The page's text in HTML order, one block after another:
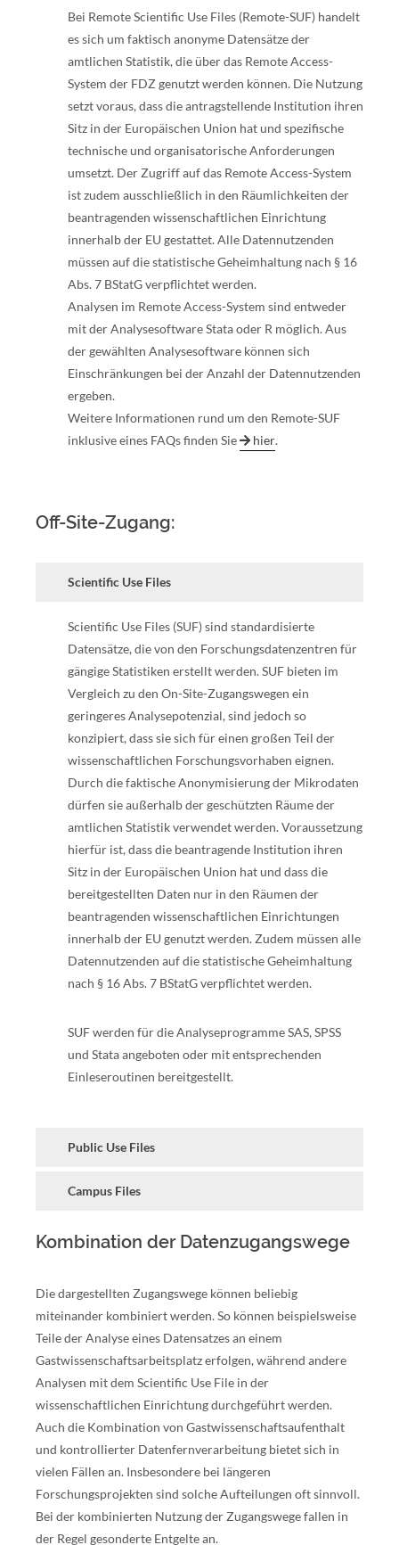
Bei Remote Scientific Use Files (Remote-SUF) handelt
es sich um faktisch anonyme Datensätze der
amtlichen Statistik, die über das Remote Access-
System der FDZ genutzt werden können. Die Nutzung
setzt voraus, dass die antragstellende Institution ihren
Sitz in der Europäischen Union hat und spezifische
technische und organisatorische Anforderungen
umsetzt. Der Zugriff auf das Remote Access-System
ist zudem ausschließlich in den Räumlichkeiten der
beantragenden wissenschaftlichen Einrichtung
innerhalb der EU gestattet. Alle Datennutzenden
müssen auf die statistische Geheimhaltung nach § 16
Abs. 7 BStatG verpflichtet werden.
Analysen im Remote Access-System sind entweder
mit der Analysesoftware Stata oder R möglich. Aus
der gewählten Analysesoftware können sich
Einschränkungen bei der Anzahl der Datennutzenden
ergeben.
Weitere Informationen rund um den Remote-SUF
inklusive eines FAQs finden Sie
hier.
Off-Site-Zugang:
Scientific Use Files
Scientific Use Files (SUF) sind standardisierte
Datensätze, die von den Forschungsdatenzentren für
gängige Statistiken erstellt werden. SUF bieten im
Vergleich zu den On-Site-Zugangswegen ein
geringeres Analysepotenzial, sind jedoch so
konzipiert, dass sie sich für einen großen Teil der
wissenschaftlichen Forschungsvorhaben eignen.
Durch die faktische Anonymisierung der Mikrodaten
dürfen sie außerhalb der geschützten Räume der
amtlichen Statistik verwendet werden. Voraussetzung
hierfür ist, dass die beantragende Institution ihren
Sitz in der Europäischen Union hat und dass die
bereitgestellten Daten nur in den Räumen der
beantragenden wissenschaftlichen Einrichtungen
innerhalb der EU genutzt werden. Zudem müssen alle
Datennutzenden auf die statistische Geheimhaltung
nach § 16 Abs. 7 BStatG verpflichtet werden.
SUF werden für die Analyseprogramme SAS, SPSS
und Stata angeboten oder mit entsprechenden
Einleseroutinen bereitgestellt.
Public Use Files
Campus Files
Kombination der Datenzugangswege
Die dargestellten Zugangswege können beliebig
miteinander kombiniert werden. So können beispielsweise
Teile der Analyse eines Datensatzes an einem
Gastwissenschaftsarbeitsplatz erfolgen, während andere
Analysen mit dem Scientific Use File in der
wissenschaftlichen Einrichtung durchgeführt werden.
Auch die Kombination von Gastwissenschaftsaufenthalt
und kontrollierter Datenfernverarbeitung bietet sich in
vielen Fällen an. Insbesondere bei längeren
Forschungsprojekten sind solche Aufteilungen oft sinnvoll.
Bei der kombinierten Nutzung der Zugangswege fallen in
der Regel gesonderte Entgelte an.